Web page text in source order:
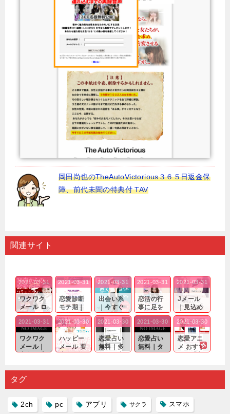
岡田尚也のTheAutoVictorious３６５日返金保
障、前代未聞の特典付 TAV
関連サイト
ワクワク
メール ロ
グイン pc
｜心の底
から真
剣...
2021-03-31
恋愛診断
モテ期｜
老若男女
問わ
ず…。
2021-03-31
出会い系
｜今すぐ
仲良くな
れる相手
探しをし
たいと...
2021-03-31
恋活の行
事に足を
運んでも
出会いの
チャンス
が訪れ...
2021-03-31
Jメール
｜見込め
る効果が
確実なも
のであっ
ても…...
2021-03-31
ワクワク
メール｜
出会い系
り会った
人に軽...
2021-03-31
ハッピー
メール 要
注意人物
するので
2021-03-30
恋愛占い
無料｜多
数ある出
プリの内
2021-03-30
恋愛占い
無料｜タ
ーゲット
る人に恋
2021-03-30
恋愛アニ
メ おすす
め｜「心
雑で素人
2021-03-30
タグ
2ch pc アプリ サクラ スマホ